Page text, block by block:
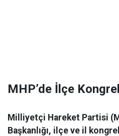
MHP’de İlçe
Milliyetçi Hareket Partisi
Başkanlığı, ilçe ve il